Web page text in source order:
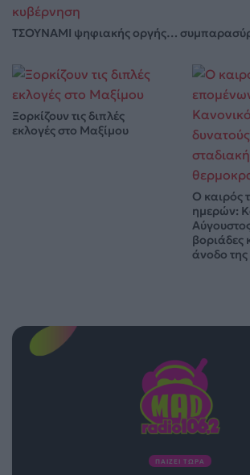
ΤΣΟΥΝΑΜΙ ψηφιακής οργής…
Ξορκίζουν τις διπλές
εκλογές στο Μαξίμου
Ο καιρός
ημερών:
βοριάδες
άνοδο
ΠΑΙΖΕΙ ΤΩΡΑ